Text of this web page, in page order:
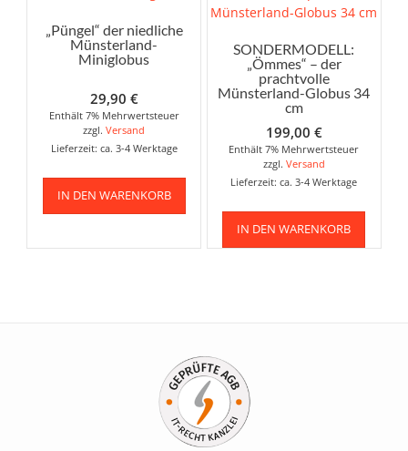
„Püngel“ der niedliche
Münsterland-
Miniglobus
29,90 €
Enthält 7% Mehrwertsteuer
zzgl.Versand
Lieferzeit: ca. 3-4 Werktage
IN DEN WARENKORB
SONDERMODELL:
„Ömmes“ – der
prachtvolle
Münsterland-Globus 34
cm
199,00 €
Enthält 7% Mehrwertsteuer
zzgl. Versand
Lieferzeit: ca. 3-4 Werktage
IN DEN WARENKORB